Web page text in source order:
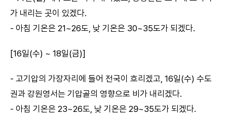
가 내리는 곳이 있겠다.
- 아침 기온은 21~26도, 낮 기온은 30~35도가 되겠다.
[16일(수) ~ 18일(금)]
- 고기압의 가장자리에 들어 전국이 흐리겠고, 16일(수) 수도
권과 강원영서는 기압골의 영향으로 비가 내리겠다.
- 아침 기온은 23~26도, 낮 기온은 29~35도가 되겠다.